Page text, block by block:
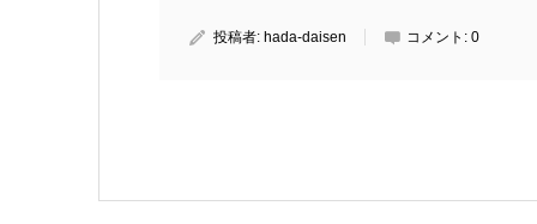
投稿者: hada-daisen コメント: 0